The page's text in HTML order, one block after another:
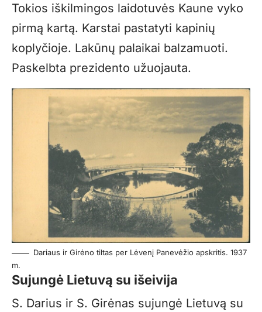
Tokios iškilmingos laidotuvės Kaune vyko
pirmą kartą. Karstai pastatyti kapinių
koplyčioje. Lakūnų palaikai balzamuoti.
Paskelbta prezidento užuojauta.
Dariaus ir Girėno tiltas per Lėvenį Panevėžio apskritis. 1937
m.
Sujungė Lietuvą su išeivija
S. Darius ir S. Girėnas sujungė Lietuvą su